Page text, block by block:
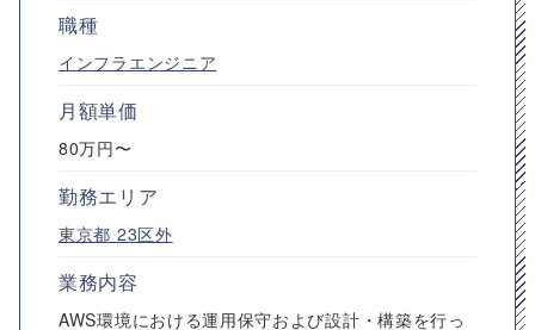
職種
インフラエンジニア
月額単価
80万円〜
勤務エリア
東京都 23区外
業務内容
AWS環境における運用保守および設計・構築を行っ